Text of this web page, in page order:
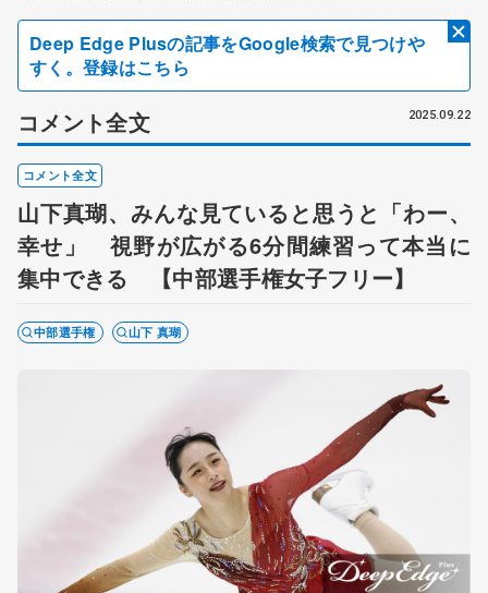
Deep Edge Plusの記事をGoogle検索で見つけや
すく。登録はこちら
コメント全文 2025.09.22
コメント全文
山下真瑚、みんな見ていると思うと「わー、
幸せ」 視野が広がる6分間練習って本当に
集中できる 【中部選手権女子フリー】
中部選手権 山下 真瑚